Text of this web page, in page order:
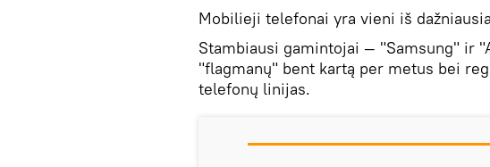
Mobilieji telefonai yra vieni iš
Stambiausi gamintojai — "Samsung" ir
"flagmanų" bent kartą per metus bei
telefonų linijas.